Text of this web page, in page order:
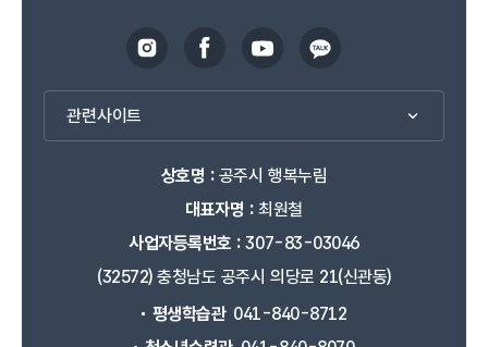
관련사이트
상호명 :공주시 행복누림
대표자명 :최원철
사업자등록번호 :307-83-03046
(32572) 충청남도 공주시 의당로 21(신관동)
평생학습관 041-840-8712